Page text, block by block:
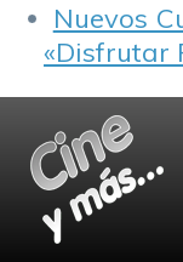
Nuevos
«Disfrutar